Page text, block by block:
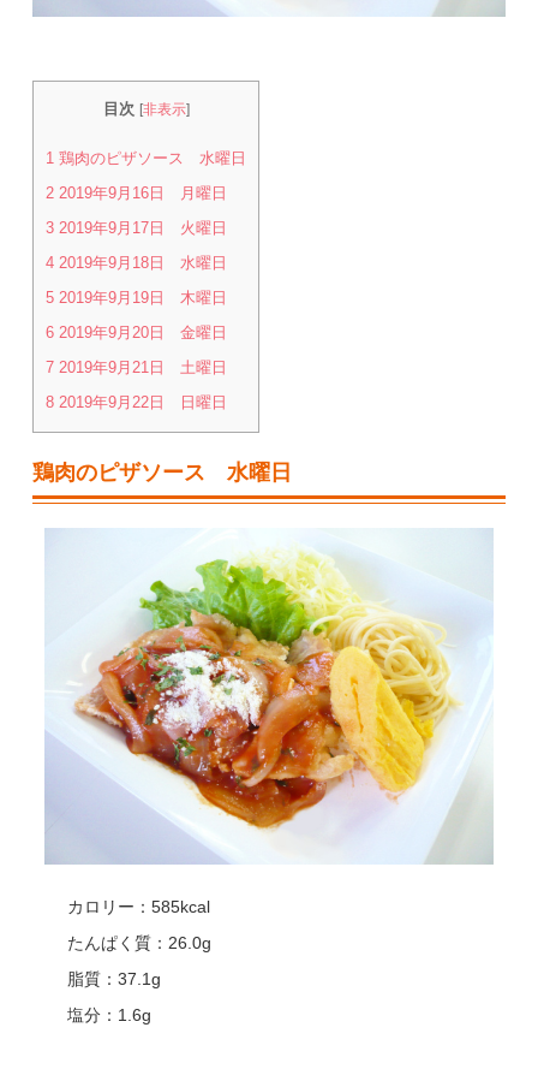
目次 [非表示]
1 鶏肉のピザソース 水曜日
2 2019年9月16日 月曜日
3 2019年9月17日 火曜日
4 2019年9月18日 水曜日
5 2019年9月19日 木曜日
6 2019年9月20日 金曜日
7 2019年9月21日 土曜日
8 2019年9月22日 日曜日
鶏肉のピザソース 水曜日
カロリー：585kcal
たんぱく質：26.0g
脂質：37.1g
塩分：1.6g